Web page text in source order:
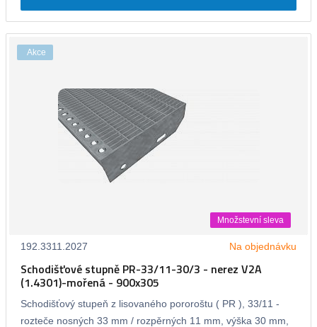
Akce
Množstevní sleva
192.3311.2027 Na objednávku
Schodišťové stupně PR-33/11-30/3 - nerez V2A
(1.4301)-mořená - 900x305
Schodišťový stupeň z lisovaného pororoštu ( PR ), 33/11 -
rozteče nosných 33 mm / rozpěrných 11 mm, výška 30 mm,